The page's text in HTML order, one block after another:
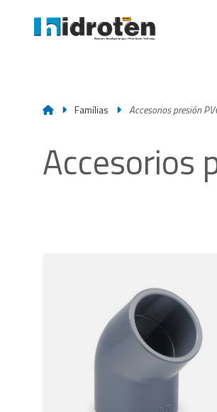
Famílias Accesorios presión
Accesorios